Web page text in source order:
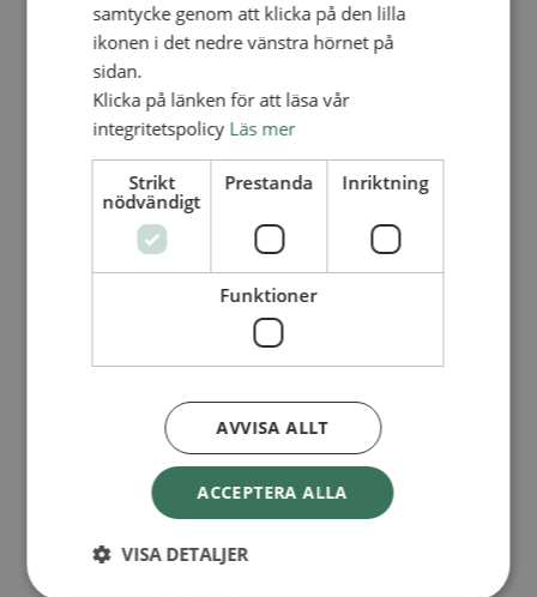
Lediga tjänster
FÖR FÖRSAMLINGAR
FÖRDJUPNING OCH UTVECKLING
Missionella initiativ
Smågrupper
Skapelse och miljö
Gudstjänst
Vänförsamling
Integrationsarbete
För barns bästa – överallt
Missionsinspiratörens verktygslåda
Redovisning och lönehantering
Kyrkoavgiften
LOGGA IN
Personalförsäkringar
SAMP – personalförbundet
samtycke genom att klicka på den lilla
ikonen i det nedre vänstra hörnet på
sidan.
Klicka på länken för att läsa vår
integritetspolicy Läs mer
Strikt
nödvändigt
Prestanda Inriktning
Funktioner
ACCEPTERA ALLA
AVVISA ALLT
VISA DETALJER